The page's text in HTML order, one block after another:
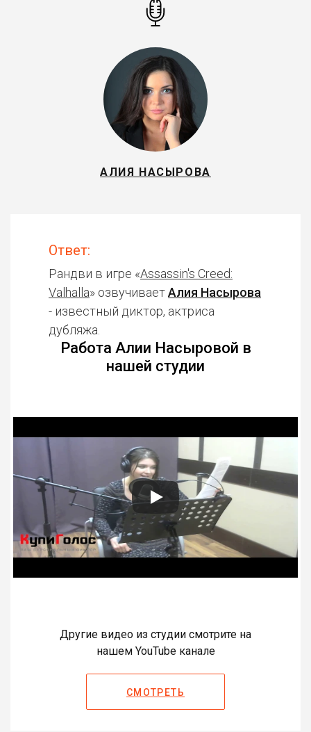
АЛИЯ НАСЫРОВА
Ответ:
Рандви в игре «Assassin's Creed:
Valhalla» озвучиваетАлия Насырова
- известный диктор, актриса
дубляжа.
Работа Алии Насыровой в
нашей студии
Другие видео из студии смотрите на
нашем YouTube канале
СМОТРЕТЬ